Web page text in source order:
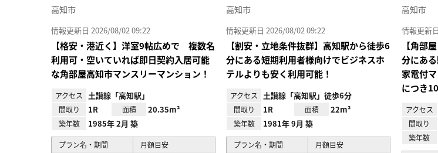
高知市
情報更新日 2026/08/02 09:22
【格安・港近く】洋室9帖広めで 複数名
利用可・空いていれば即日契約入居可能
な角部屋高知市マンスリーマンション！
アクセス 土讃線「高知駅」
間取り 1R 面積 20.35m²
築年数 1985年 2月 築
プラン名・期間
月額目安
高知市
情報更新日 2026/08/02 09:22
【割安・立地条件抜群】高知駅から徒歩6
分にある短期利用者様向けでビジネスホ
テルよりも安く利用可能！
アクセス 土讃線「高知駅」徒歩6分
間取り 1R 面積 22m²
築年数 1981年 9月 築
プラン名・期間
月額目安
高知市
情報更新
【角部
分にあ
家電付
につき
アクセス
間取り
築年数